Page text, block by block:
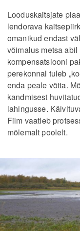
Looduskaitsjate
lendorava
omanikud endast
võimalus metsa
kompensatsiooni
perekonnal tuleb
enda peale võtta.
kandmisest
lahingusse.
Film vaatleb
mõlemalt poolelt.